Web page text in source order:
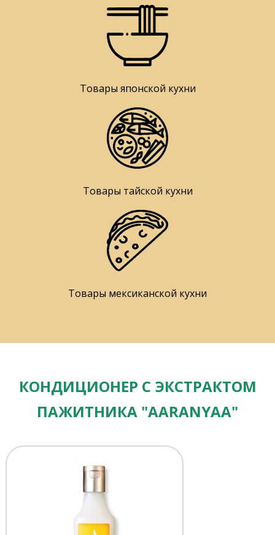
Товары японской кухни
Товары тайской кухни
Товары мексиканской кухни
КОНДИЦИОНЕР С ЭКСТРАКТОМ
ПАЖИТНИКА "AARANYAA"